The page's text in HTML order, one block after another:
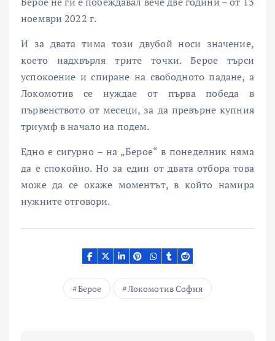
ноември 2022 г.
И за двата тима този двубой носи значение,
което надхвърля трите точки. Берое търси
успокоение и спиране на свободното падане, а
Локомотив се нуждае от първа победа в
първенството от месеци, за да превърне купния
триумф в начало на подем.
Едно е сигурно – на „Берое“ в понеделник няма
да е спокойно. Но за един от двата отбора това
може да се окаже моментът, в който намира
нужните отговори.
Берое Локомотив София